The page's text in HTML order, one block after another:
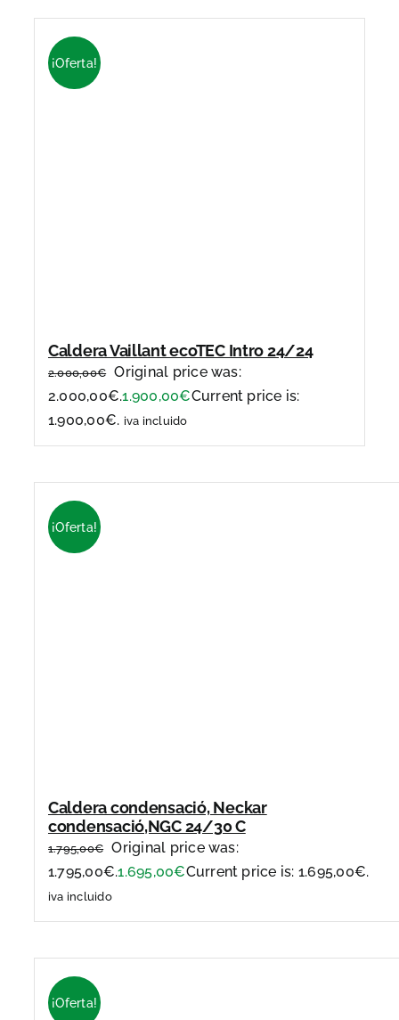
¡Oferta!
Caldera Vaillant ecoTEC Intro 24/24
2.000,00€
Original price was:
2.000,00€.1.900,00€Current price is:
1.900,00€. iva incluido
¡Oferta!
Caldera condensació, Neckar
condensació,NGC 24/30 C
1.795,00€
Original price was:
1.795,00€.1.695,00€Current price is: 1.695,00€.
iva incluido
¡Oferta!